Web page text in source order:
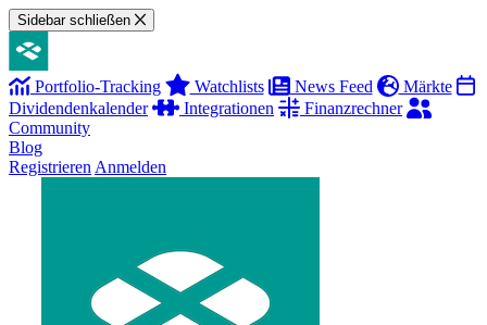
Sidebar schließen
Portfolio-Tracking Watchlists News Feed
Märkte
Dividendenkalender
Integrationen
Finanzrechner
Community
Blog
Registrieren Anmelden